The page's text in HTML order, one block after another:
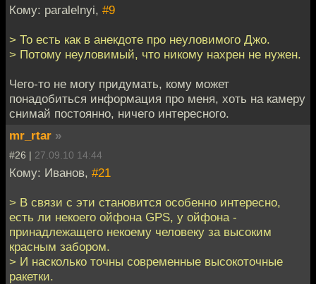
Кому: paralelnyi, #9
> То есть как в анекдоте про неуловимого Джо.
> Потому неуловимый, что никому нахрен не нужен.
Чего-то не могу придумать, кому может
понадобиться информация про меня, хоть на камеру
снимай постоянно, ничего интересного.
mr_rtar »
#26 | 27.09.10 14:44
Кому: Иванов, #21
> В связи с эти становится особенно интересно,
есть ли некоего ойфона GPS, у ойфона -
принадлежащего некоему человеку за высоким
красным забором.
> И насколько точны современные высокоточные
ракетки.